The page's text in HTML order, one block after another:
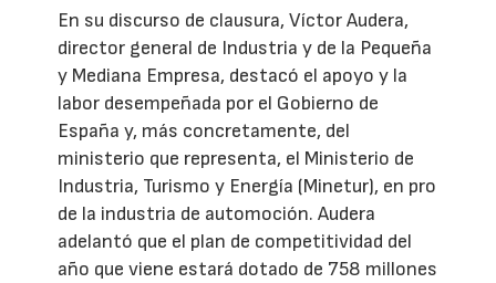
En su discurso de clausura, Víctor Audera,
director general de Industria y de la Pequeña
y Mediana Empresa, destacó el apoyo y la
labor desempeñada por el Gobierno de
España y, más concretamente, del
ministerio que representa, el Ministerio de
Industria, Turismo y Energía (Minetur), en pro
de la industria de automoción. Audera
adelantó que el plan de competitividad del
año que viene estará dotado de 758 millones